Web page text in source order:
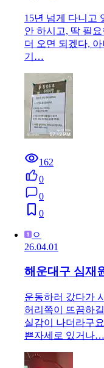
15년 넘게 다니고
안 하시고, 딱 필
더 오면 되겠다,
기…
162
0
0
0
ㅇ
26.04.01
해운대구 심재
운동하러 갔다가
허리쪽이 뜨끔하
실감이 나더라구
쁜자세로 있거나…